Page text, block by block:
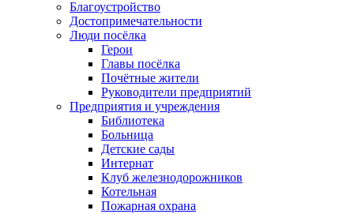
Благоустройство
Достопримечательности
Люди посёлка
Герои
Главы посёлка
Почётные жители
Руководители предприятий
Предприятия и учреждения
Библиотека
Больница
Детские сады
Интернат
Клуб железнодорожников
Котельная
Пожарная охрана